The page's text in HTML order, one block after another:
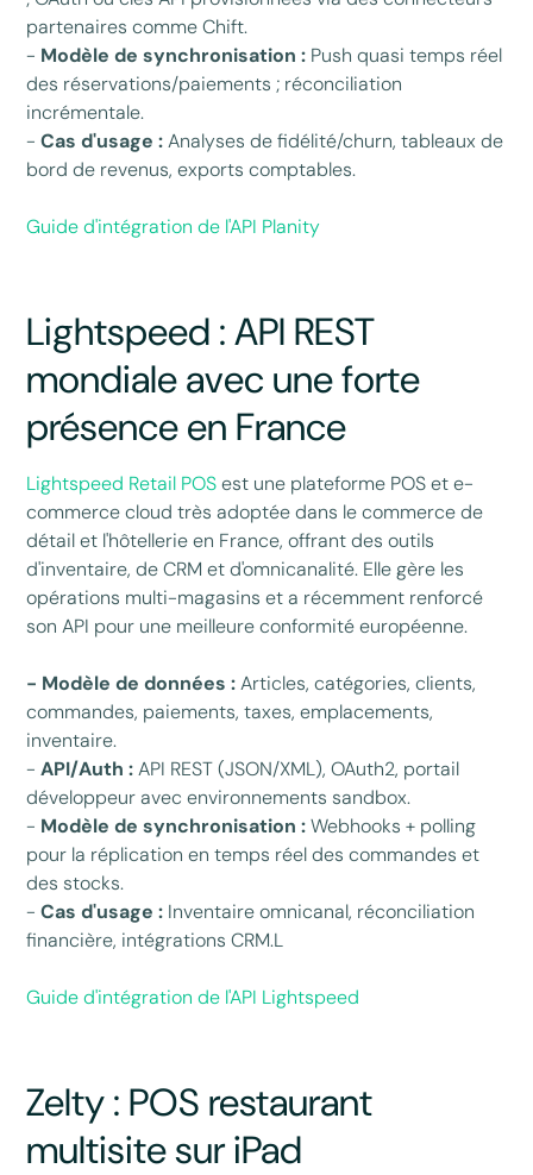
partenaires comme Chift.
- Modèle de synchronisation : Push quasi temps réel
des réservations/paiements ; réconciliation
incrémentale.
-Cas d'usage :Analyses de fidélité/churn, tableaux de
bord de revenus, exports comptables.
Guide d'intégration de l'API Planity
Lightspeed : API REST
mondiale avec une forte
présence en France
Lightspeed Retail POSest une plateforme POS et e-
commerce cloud très adoptée dans le commerce de
détail et l'hôtellerie en France, offrant des outils
d'inventaire, de CRM et d'omnicanalité. Elle gère les
opérations multi-magasins et a récemment renforcé
son API pour une meilleure conformité européenne.
- Modèle de données :Articles, catégories, clients,
commandes, paiements, taxes, emplacements,
inventaire.
-API/Auth :API REST (JSON/XML), OAuth2, portail
développeur avec environnements sandbox.
- Modèle de synchronisation :Webhooks + polling
pour la réplication en temps réel des commandes et
des stocks.
-Cas d'usage : Inventaire omnicanal, réconciliation
financière, intégrations CRM.L
Guide d'intégration de l'API Lightspeed
Zelty : POS restaurant
multisite sur iPad